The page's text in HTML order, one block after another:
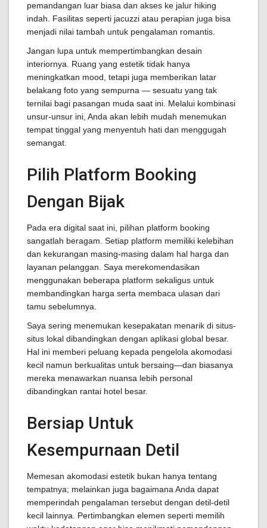
pemandangan luar biasa dan akses ke jalur hiking
indah. Fasilitas seperti jacuzzi atau perapian juga bisa
menjadi nilai tambah untuk pengalaman romantis.
Jangan lupa untuk mempertimbangkan desain
interiornya. Ruang yang estetik tidak hanya
meningkatkan mood, tetapi juga memberikan latar
belakang foto yang sempurna — sesuatu yang tak
ternilai bagi pasangan muda saat ini. Melalui kombinasi
unsur-unsur ini, Anda akan lebih mudah menemukan
tempat tinggal yang menyentuh hati dan menggugah
semangat.
Pilih Platform Booking
Dengan Bijak
Pada era digital saat ini, pilihan platform booking
sangatlah beragam. Setiap platform memiliki kelebihan
dan kekurangan masing-masing dalam hal harga dan
layanan pelanggan. Saya merekomendasikan
menggunakan beberapa platform sekaligus untuk
membandingkan harga serta membaca ulasan dari
tamu sebelumnya.
Saya sering menemukan kesepakatan menarik di situs-
situs lokal dibandingkan dengan aplikasi global besar.
Hal ini memberi peluang kepada pengelola akomodasi
kecil namun berkualitas untuk bersaing—dan biasanya
mereka menawarkan nuansa lebih personal
dibandingkan rantai hotel besar.
Bersiap Untuk
Kesempurnaan Detil
Memesan akomodasi estetik bukan hanya tentang
tempatnya; melainkan juga bagaimana Anda dapat
memperindah pengalaman tersebut dengan detil-detil
kecil lainnya. Pertimbangkan elemen seperti memilih